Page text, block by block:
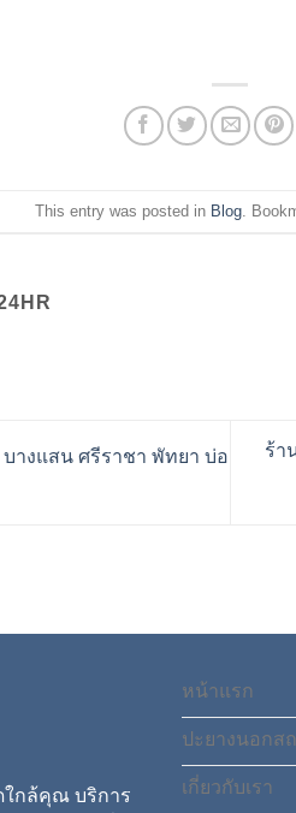
This entry was posted in Blog.
างแสน ศรีราชา พัทยา บ่อ
ร้า
ใกล้คุณ บริการ
หน้าแรก
ปะยางนอกส
เกี่ยวกับเรา